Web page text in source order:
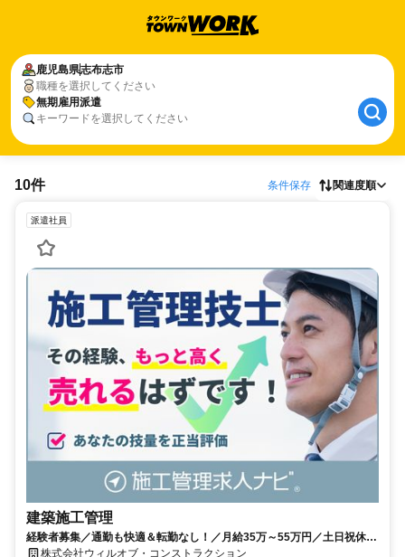
鹿児島県志布志市
職種を選択してください
無期雇用派遣
キーワードを選択してください
10件 条件保存 関連度順
派遣社員
建築施工管理
経験者募集／通勤も快適＆転勤なし！／月給35万～55万円／土日祝休・
年休120日
株式会社ウィルオブ・コンストラクション